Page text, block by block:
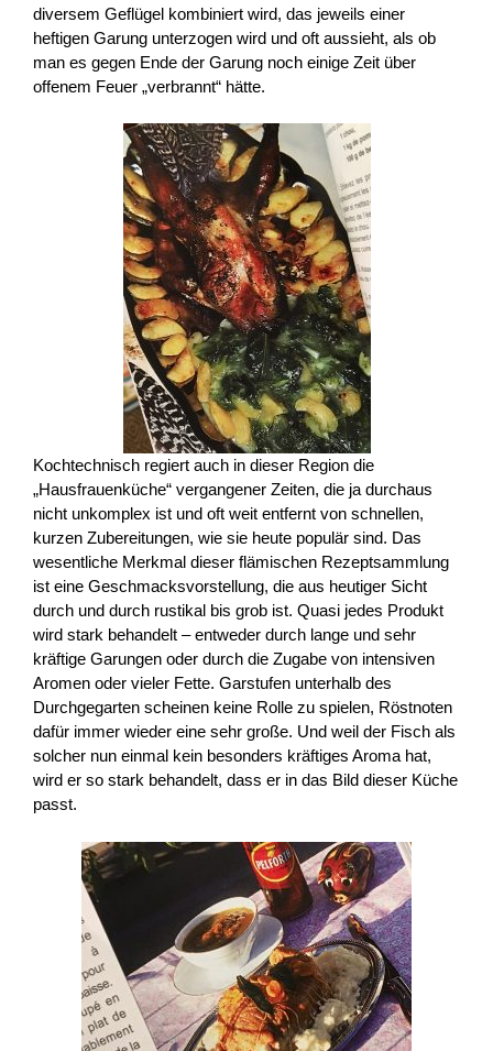
diversem Geflügel kombiniert wird, das jeweils einer
heftigen Garung unterzogen wird und oft aussieht, als ob
man es gegen Ende der Garung noch einige Zeit über
offenem Feuer „verbrannt“ hätte.
Kochtechnisch regiert auch in dieser Region die
„Hausfrauenküche“ vergangener Zeiten, die ja durchaus
nicht unkomplex ist und oft weit entfernt von schnellen,
kurzen Zubereitungen, wie sie heute populär sind. Das
wesentliche Merkmal dieser flämischen Rezeptsammlung
ist eine Geschmacksvorstellung, die aus heutiger Sicht
durch und durch rustikal bis grob ist. Quasi jedes Produkt
wird stark behandelt – entweder durch lange und sehr
kräftige Garungen oder durch die Zugabe von intensiven
Aromen oder vieler Fette. Garstufen unterhalb des
Durchgegarten scheinen keine Rolle zu spielen, Röstnoten
dafür immer wieder eine sehr große. Und weil der Fisch als
solcher nun einmal kein besonders kräftiges Aroma hat,
wird er so stark behandelt, dass er in das Bild dieser Küche
passt.